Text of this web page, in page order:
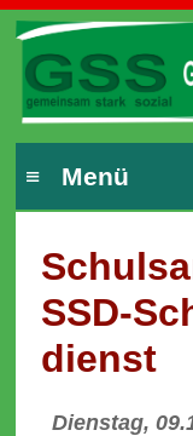
≡ Menü
SSD-
dienst
Dienstag,